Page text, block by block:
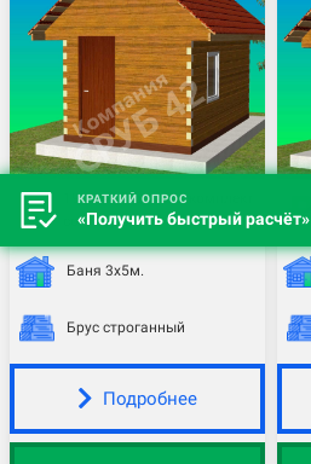
198 500 ₽ цена за комплект
со скидкой
Баня 3х5м.
Брус строганный
Подробнее
КРАТКИЙ ОПРОС
«Получить быстрый расчёт»